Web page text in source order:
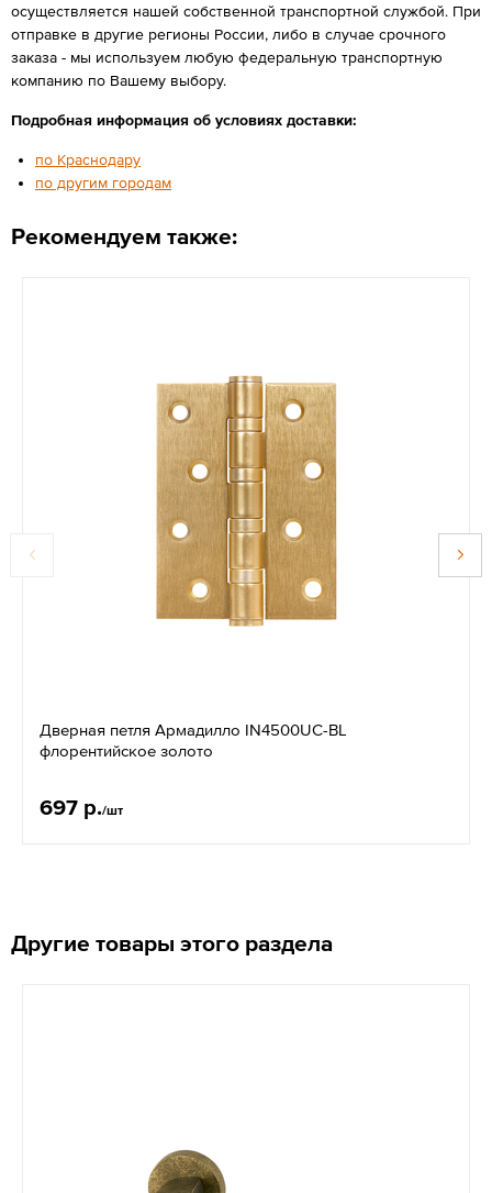
осуществляется нашей собственной транспортной службой. При
отправке в другие регионы России, либо в случае срочного
заказа - мы используем любую федеральную транспортную
компанию по Вашему выбору.
Подробная информация об условиях доставки:
по Краснодару
по другим городам
Рекомендуем также:
Дверная петля Армадилло IN4500UC-BL
флорентийское золото
697 р./шт
Другие товары этого раздела